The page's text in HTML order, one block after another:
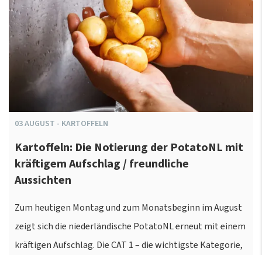
03AUGUST - KARTOFFELN
Kartoffeln: Die Notierung der PotatoNL mit
kräftigem Aufschlag / freundliche
Aussichten
Zum heutigen Montag und zum Monatsbeginn im August
zeigt sich die niederländische PotatoNL erneut mit einem
kräftigen Aufschlag. Die CAT 1 – die wichtigste Kategorie,